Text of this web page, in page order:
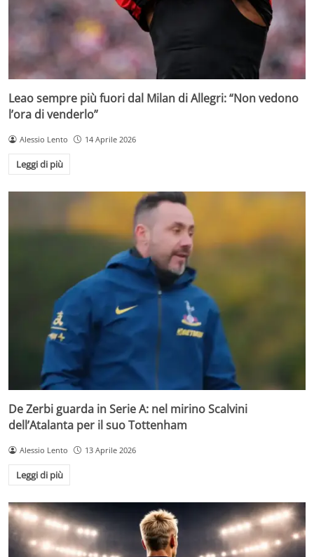
Leao sempre più fuori dal Milan di Allegri: “Non vedono
l’ora di venderlo”
Alessio Lento 14 Aprile 2026
Leggi di più
De Zerbi guarda in Serie A: nel mirino Scalvini
dell’Atalanta per il suo Tottenham
Alessio Lento 13 Aprile 2026
Leggi di più